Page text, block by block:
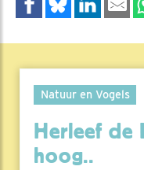
Natuur en Vogels
Herleef de
hoog..